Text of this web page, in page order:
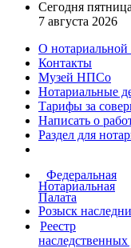
Сегодня пятница
7 августа 2026
О нотариальной
Контакты
Музей НПСо
Нотариальные
Тарифы за
Написать о
Раздел для
Федеральная
Нотариальная
Палата
Розыск
Реестр
наследственных